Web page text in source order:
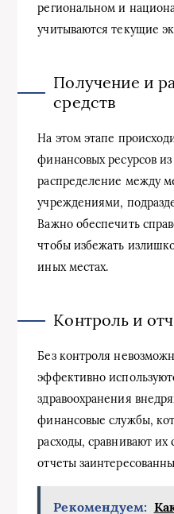
региональном и
учитываются текущие
Получение и
средств
На этом этапе
финансовых ресурсов
распределение между
учреждениями,
Важно обеспечить
чтобы избежать
иных местах.
Контроль и
Без контроля
эффективно
здравоохранения
финансовые службы,
расходы, сравнивают
отчеты
Рекомендуем: